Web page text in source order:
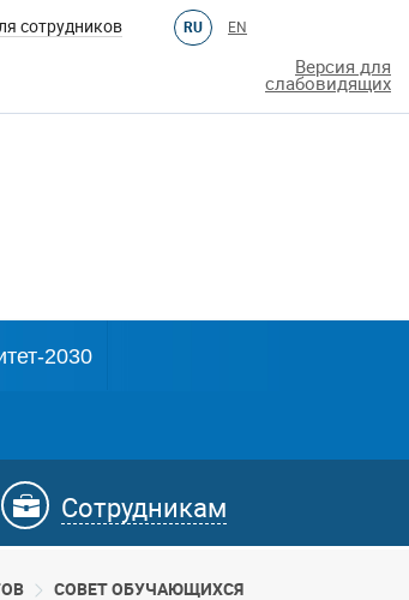
сотрудников RU EN
Версия для
слабовидящих
2030
Сотрудникам
СОВЕТ ОБУЧАЮЩИХСЯ